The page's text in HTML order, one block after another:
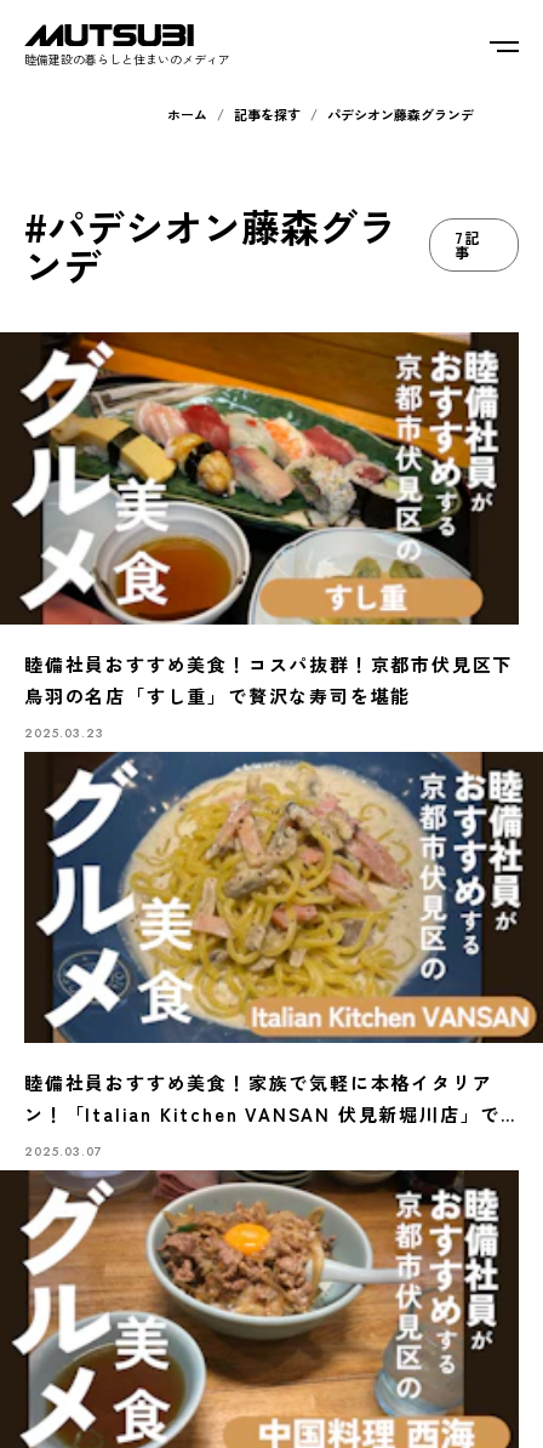
睦備建設の暮らしと住まいのメディア
ホーム 記事を探す パデシオン藤森グランデ
#パデシオン藤森グラ
ンデ 7記
事
睦備社員おすすめ美食！コスパ抜群！京都市伏見区下
鳥羽の名店「すし重」で贅沢な寿司を堪能
2025.03.23
睦備社員おすすめ美食！家族で気軽に本格イタリア
ン！「Italian Kitchen VANSAN 伏見新堀川店」で
味わう至福のひととき
2025.03.07